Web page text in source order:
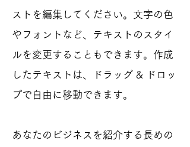
ストを編集してください。文字の色
やフォントなど、テキストのスタイ
ルを変更することもできます。作成
したテキストは、ドラッグ & ドロッ
プで自由に移動できます。
あなたのビジネスを紹介する長めの